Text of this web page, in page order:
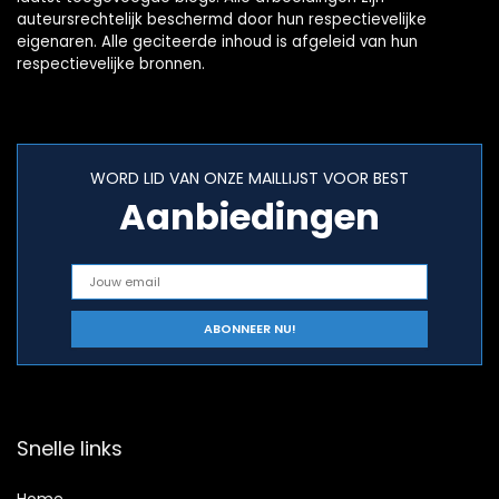
auteursrechtelijk beschermd door hun respectievelijke
eigenaren. Alle geciteerde inhoud is afgeleid van hun
respectievelijke bronnen.
WORD LID VAN ONZE MAILLIJST VOOR BEST
Aanbiedingen
Snelle links